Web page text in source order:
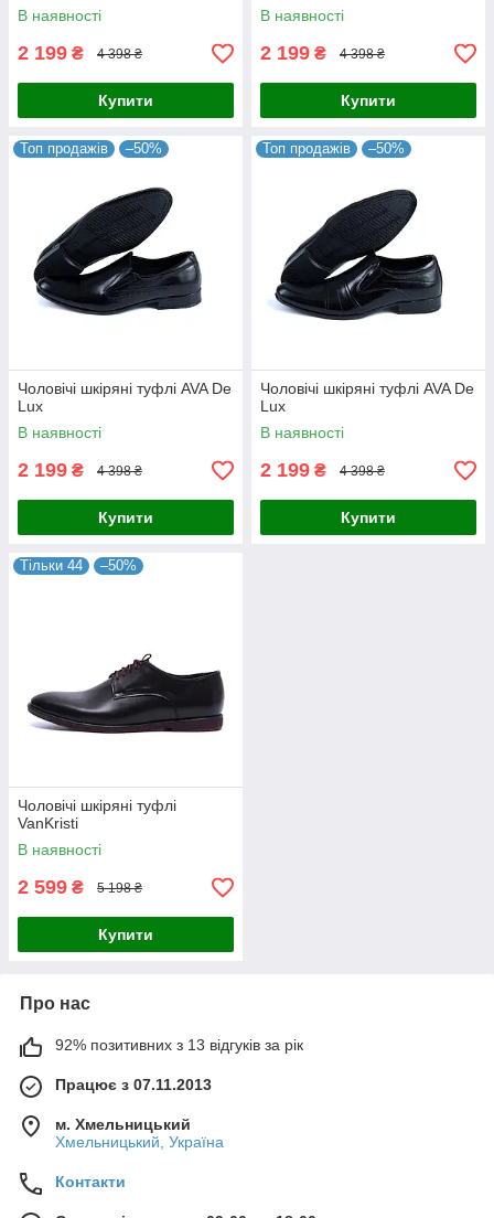
В наявності
2 199 ₴ 4 398 ₴
Купити
В наявності
2 199 ₴ 4 398 ₴
Купити
Топ продажів –50%
Чоловічі шкіряні туфлі AVA De
Lux
В наявності
2 199 ₴ 4 398 ₴
Купити
Топ продажів –50%
Чоловічі шкіряні туфлі AVA De
Lux
В наявності
2 199 ₴ 4 398 ₴
Купити
Тільки 44 –50%
Чоловічі шкіряні туфлі
VanKristi
В наявності
2 599 ₴ 5 198 ₴
Купити
Про нас
92% позитивних з 13 відгуків за рік
Працює з 07.11.2013
м. Хмельницький
Хмельницький, Україна
Контакти